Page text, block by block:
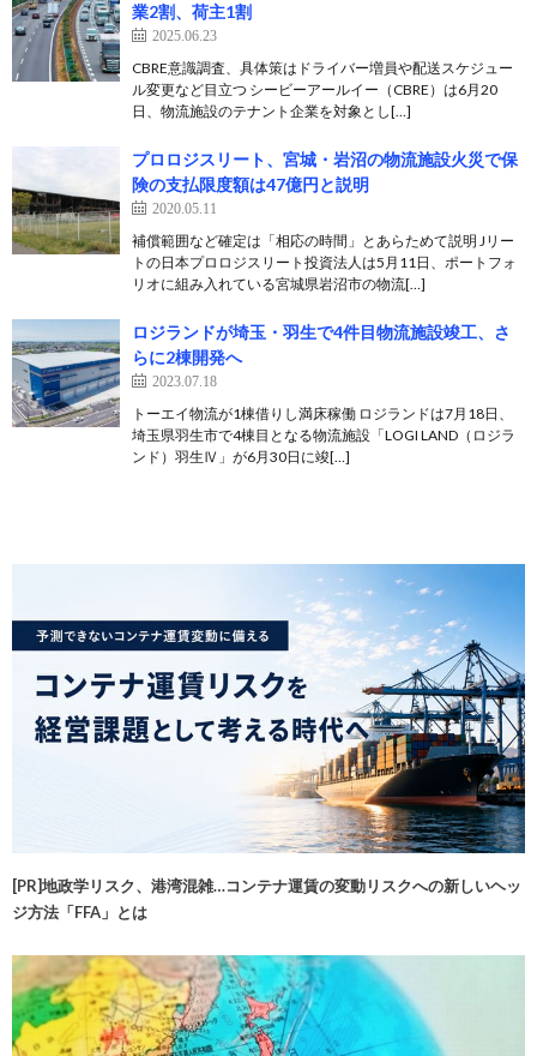
業2割、荷主1割
2025.06.23
CBRE意識調査、具体策はドライバー増員や配送スケジュー
ル変更など目立つ シービーアールイー（CBRE）は6月20
日、物流施設のテナント企業を対象とし[…]
プロロジスリート、宮城・岩沼の物流施設火災で保
険の支払限度額は47億円と説明
2020.05.11
補償範囲など確定は「相応の時間」とあらためて説明 Jリー
トの日本プロロジスリート投資法人は5月11日、ポートフォ
リオに組み入れている宮城県岩沼市の物流[…]
ロジランドが埼玉・羽生で4件目物流施設竣工、さ
らに2棟開発へ
2023.07.18
トーエイ物流が1棟借りし満床稼働 ロジランドは7月18日、
埼玉県羽生市で4棟目となる物流施設「LOGI LAND（ロジラ
ンド）羽生Ⅳ」が6月30日に竣[…]
[PR]地政学リスク、港湾混雑…コンテナ運賃の変動リスクへの新しいヘッ
ジ方法「FFA」とは